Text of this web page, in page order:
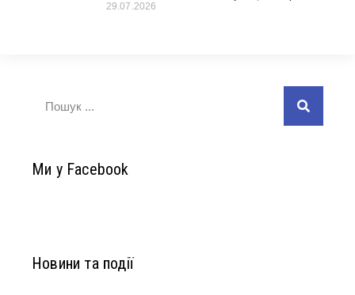
29.07.2026
Ми у Facebook
Новини та події